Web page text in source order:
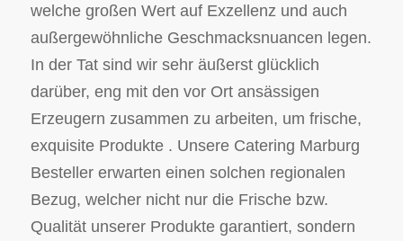
welche großen Wert auf Exzellenz und auch
außergewöhnliche Geschmacksnuancen legen.
In der Tat sind wir sehr äußerst glücklich
darüber, eng mit den vor Ort ansässigen
Erzeugern zusammen zu arbeiten, um frische,
exquisite Produkte . Unsere Catering Marburg
Besteller erwarten einen solchen regionalen
Bezug, welcher nicht nur die Frische bzw.
Qualität unserer Produkte garantiert, sondern